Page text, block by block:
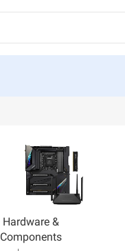
Hardware &
Components